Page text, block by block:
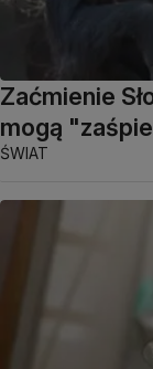
Zaćmienie
mogą
ŚWIAT